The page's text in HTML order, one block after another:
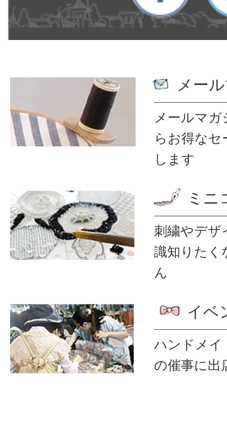
メー
メールマ
ら お得なセ
します
ミニ
刺繍やデザ
識知りたく
ん
イベ
ハンドメイ
の催事に出